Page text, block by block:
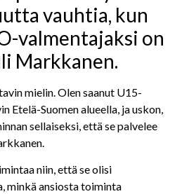
vauhtia, kun
valmentajaksi on
Markkanen.
mielin. Olen saanut U15-
Etelä-Suomen alueella, ja uskon,
sellaiseksi, että se palvelee
niin, että se olisi
minkä ansiosta toiminta